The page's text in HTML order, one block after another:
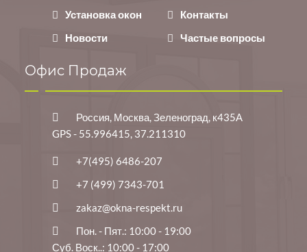
Установка окон
Контакты
Новости
Частые вопросы
Офис Продаж
Россия, Москва, Зеленоград, к435А
GPS - 55.996415, 37.211310
+7(495) 6486-207
+7 (499) 7343-701
zakaz@okna-respekt.ru
Пон. - Пят.: 10:00 - 19:00
Суб. Воск..: 10:00 - 17:00